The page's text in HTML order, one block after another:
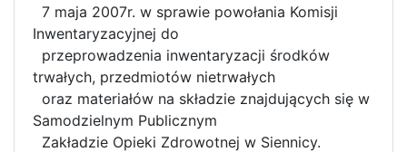
7 maja 2007r. w sprawie powołania Komisji
Inwentaryzacyjnej do
przeprowadzenia inwentaryzacji środków
trwałych, przedmiotów nietrwałych
oraz materiałów na składzie znajdujących się w
Samodzielnym Publicznym
Zakładzie Opieki Zdrowotnej w Siennicy.